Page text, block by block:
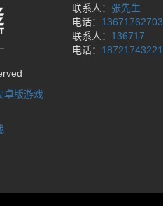
卓版游戏
联系人： 张先生
电话： 13671762703
联系人： 136717
电话： 18721743221